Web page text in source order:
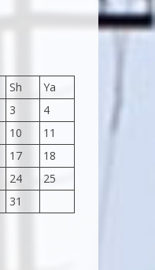
Sh
Ya
3
4
10
11
17
18
24
25
31